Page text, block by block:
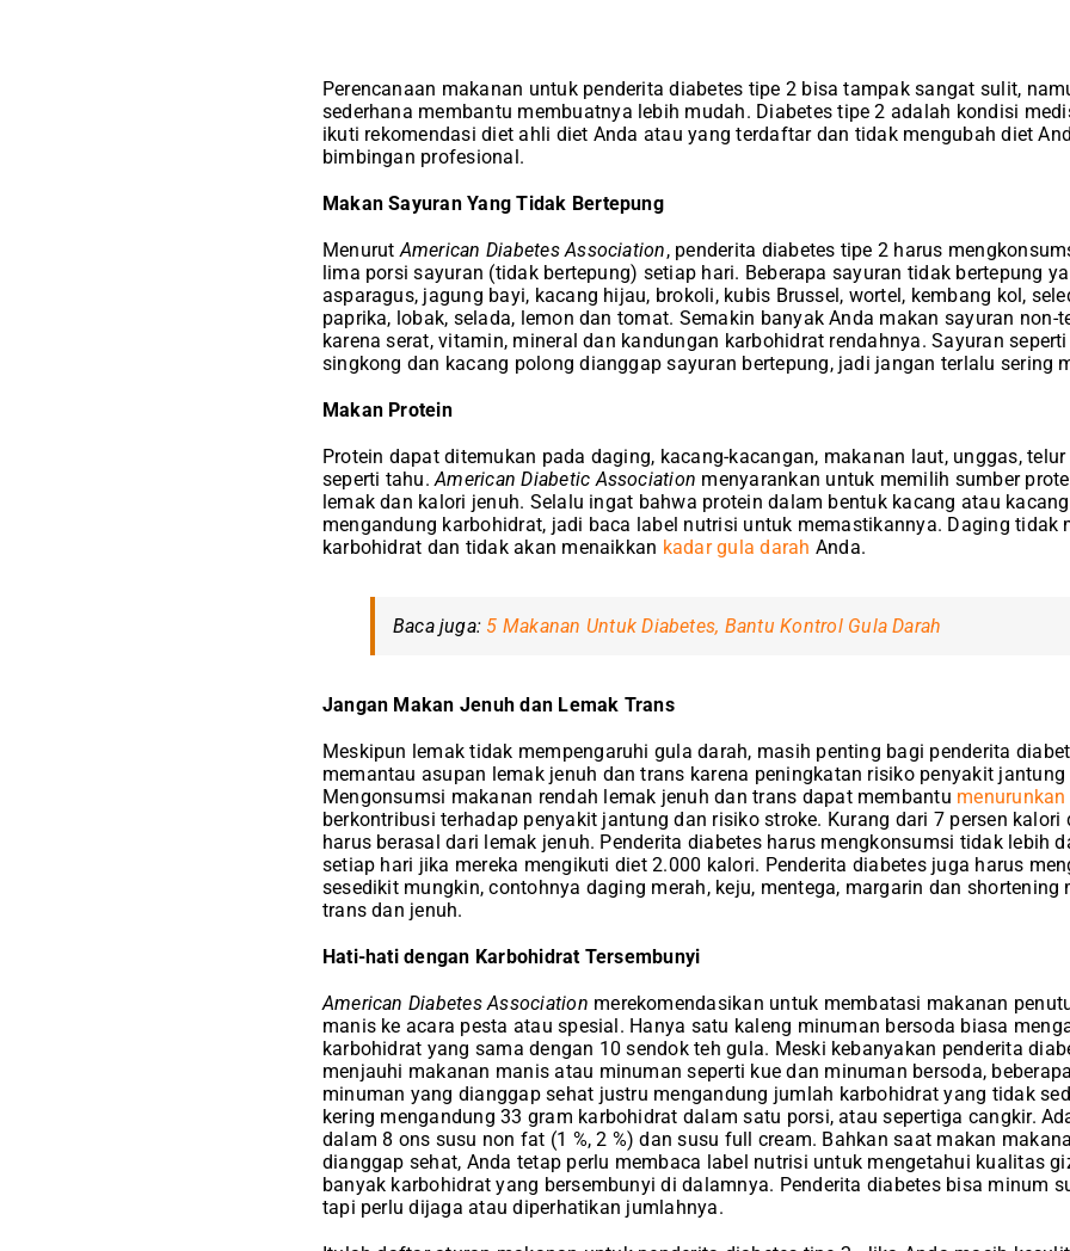
Perencanaan makanan untuk penderita diabetes tipe 2 bisa tampak sangat sulit,
sederhana membantu membuatnya lebih mudah. Diabetes tipe 2 adalah kondisi
ikuti rekomendasi diet ahli diet Anda atau yang terdaftar dan tidak mengubah diet
bimbingan profesional.
Makan Sayuran Yang Tidak Bertepung
MenurutAmerican Diabetes Association, penderita diabetes tipe 2 harus
lima porsi sayuran (tidak bertepung) setiap hari. Beberapa sayuran tidak bertepung
asparagus, jagung bayi, kacang hijau, brokoli, kubis Brussel, wortel, kembang kol,
paprika, lobak, selada, lemon dan tomat. Semakin banyak Anda makan sayuran non-
karena serat, vitamin, mineral dan kandungan karbohidrat rendahnya. Sayuran
singkong dan kacang polong dianggap sayuran bertepung, jadi jangan terlalu sering
Makan Protein
Protein dapat ditemukan pada daging, kacang-kacangan, makanan laut, unggas,
seperti tahu.American Diabetic Association menyarankan untuk memilih sumber
lemak dan kalori jenuh. Selalu ingat bahwa protein dalam bentuk kacang atau
mengandung karbohidrat, jadi baca label nutrisi untuk memastikannya. Daging tidak
karbohidrat dan tidak akan menaikkan kadar gula darah Anda.
Baca juga: 5 Makanan Untuk Diabetes, Bantu Kontrol Gula Darah
Jangan Makan Jenuh dan Lemak Trans
Meskipun lemak tidak mempengaruhi gula darah, masih penting bagi penderita
memantau asupan lemak jenuh dan trans karena peningkatan risiko penyakit jantung
Mengonsumsi makanan rendah lemak jenuh dan trans dapat membantu
berkontribusi terhadap penyakit jantung dan risiko stroke. Kurang dari 7 persen kalori
harus berasal dari lemak jenuh. Penderita diabetes harus mengkonsumsi tidak lebih
setiap hari jika mereka mengikuti diet 2.000 kalori. Penderita diabetes juga harus
sesedikit mungkin, contohnya daging merah, keju, mentega, margarin dan shortening
trans dan jenuh.
Hati-hati dengan Karbohidrat Tersembunyi
American Diabetes Association merekomendasikan untuk membatasi makanan
manis ke acara pesta atau spesial. Hanya satu kaleng minuman bersoda biasa
karbohidrat yang sama dengan 10 sendok teh gula. Meski kebanyakan penderita
menjauhi makanan manis atau minuman seperti kue dan minuman bersoda,
minuman yang dianggap sehat justru mengandung jumlah karbohidrat yang tidak
kering mengandung 33 gram karbohidrat dalam satu porsi, atau sepertiga cangkir.
dalam 8 ons susu non fat (1 %, 2 %) dan susu full cream. Bahkan saat makan
dianggap sehat, Anda tetap perlu membaca label nutrisi untuk mengetahui kualitas
banyak karbohidrat yang bersembunyi di dalamnya. Penderita diabetes bisa minum
tapi perlu dijaga atau diperhatikan jumlahnya.